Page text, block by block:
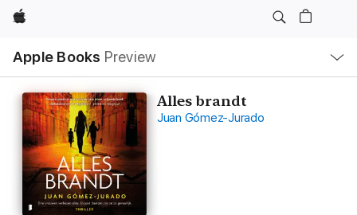
Apple
Apple Books Preview
lokaal
navigatiemenu
Alles brandt
Juan Gómez-Jurado